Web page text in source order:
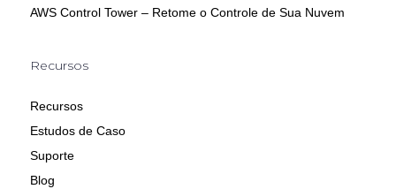
AWS Control Tower – Retome o Controle de Sua Nuvem
Recursos
Recursos
Estudos de Caso
Suporte
Blog